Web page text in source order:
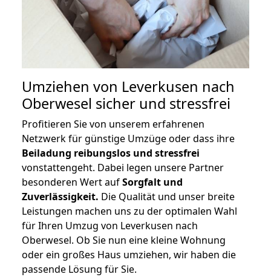
Umziehen von Leverkusen nach
Oberwesel sicher und stressfrei
Profitieren Sie von unserem erfahrenen
Netzwerk für günstige Umzüge oder dass ihre
Beiladung reibungslos und stressfrei
vonstattengeht. Dabei legen unsere Partner
besonderen Wert aufSorgfalt und
Zuverlässigkeit. Die Qualität und unser breite
Leistungen machen uns zu der optimalen Wahl
für Ihren Umzug von Leverkusen nach
Oberwesel. Ob Sie nun eine kleine Wohnung
oder ein großes Haus umziehen, wir haben die
passende Lösung für Sie.